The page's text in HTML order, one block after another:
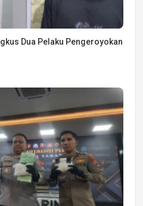
Dua Pelaku Pengeroyokan